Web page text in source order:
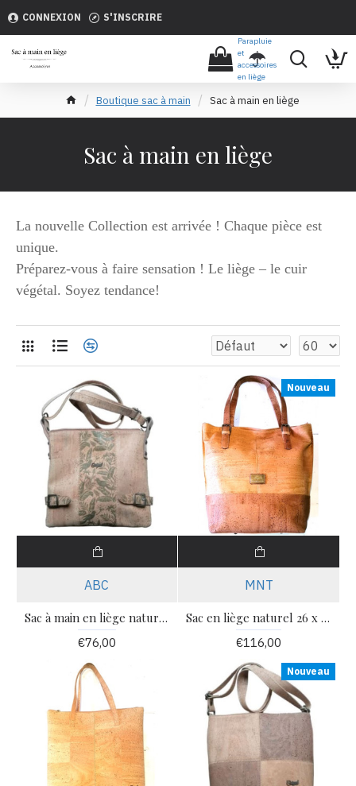
CONNEXION S'INSCRIRE
Parapluie
et
accessoires
en liège
Boutique sac à main Sac à main en liège
Sac à main en liège
La nouvelle Collection est arrivée ! Chaque pièce est
unique.
Préparez-vous à faire sensation ! Le liège – le cuir
végétal. Soyez tendance!
ABC
Sac à main en liège naturel avec bandoulière 24 x 22 x 06 cm CA307
€76,00
Nouveau
MNT
Sac en liège naturel 26 x 32 x 15 cm MNS148T
€116,00
Nouveau